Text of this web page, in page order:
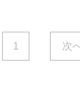
1 次